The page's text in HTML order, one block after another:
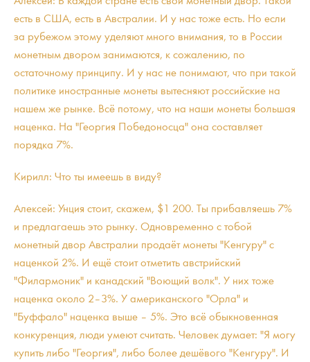
есть в США, есть в Австралии. И у нас тоже есть. Но если
за рубежом этому уделяют много внимания, то в России
монетным двором занимаются, к сожалению, по
остаточному принципу. И у нас не понимают, что при такой
политике иностранные монеты вытесняют российские на
нашем же рынке. Всё потому, что на наши монеты большая
наценка. На "Георгия Победоносца" она составляет
порядка 7%.
Кирилл: Что ты имеешь в виду?
Алексей: Унция стоит, скажем, $1 200. Ты прибавляешь 7%
и предлагаешь это рынку. Одновременно с тобой
монетный двор Австралии продаёт монеты "Кенгуру" с
наценкой 2%. И ещё стоит отметить австрийский
"Филармоник" и канадский "Воющий волк". У них тоже
наценка около 2–3%. У американского "Орла" и
"Буффало" наценка выше – 5%. Это всё обыкновенная
конкуренция, люди умеют считать. Человек думает: "Я могу
купить либо "Георгия", либо более дешёвого "Кенгуру". И